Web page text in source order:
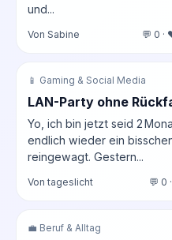
und...
Von Sabine 💬 0 ·
📱 Gaming & Social Media
LAN-Party ohne
Yo, ich bin jetzt seid 2
endlich wieder ein
reingewagt. Gestern...
Von tageslicht 💬 0
💼 Beruf & Alltag